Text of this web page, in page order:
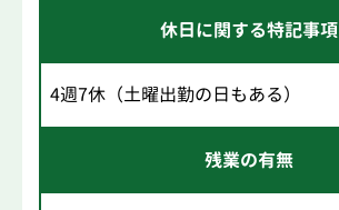
休日に関する特記事項
4週7休（土曜出勤の日もある）
残業の有無